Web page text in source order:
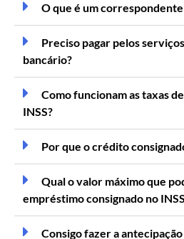
O que é um
Preciso pagar pelos
bancário?
Como funcionam as taxas
INSS?
Por que o crédito
Qual o valor máximo que
empréstimo consignado no
Consigo fazer a